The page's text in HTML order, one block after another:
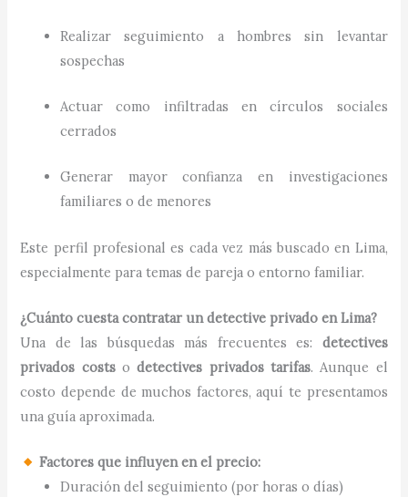
Realizar seguimiento a hombres sin levantar
sospechas
Actuar como infiltradas en círculos sociales
cerrados
Generar mayor confianza en investigaciones
familiares o de menores
Este perfil profesional es cada vez más buscado en Lima,
especialmente para temas de pareja o entorno familiar.
¿Cuánto cuesta contratar un detective privado en Lima?
Una de las búsquedas más frecuentes es: detectives
privados costsodetectives privados tarifas. Aunque el
costo depende de muchos factores, aquí te presentamos
una guía aproximada.
Factores que influyen en el precio:
Duración del seguimiento (por horas o días)